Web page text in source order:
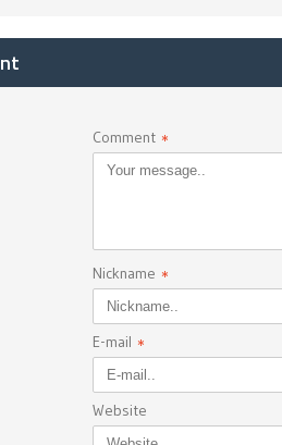
Comment *
Nickname *
E-mail *
Website